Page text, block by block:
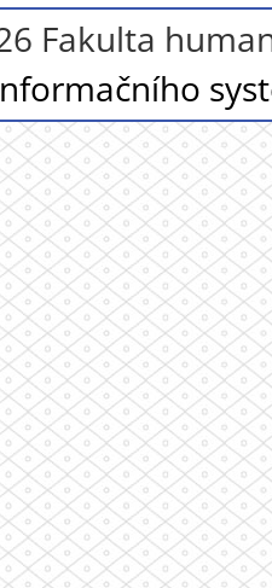
Fakulta